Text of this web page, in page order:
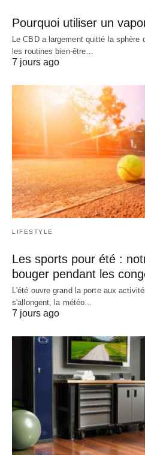
Pourquoi utiliser un
Le CBD a largement quitté la sphère
les routines bien-être…
7 jours ago
LIFESTYLE
Les sports pour été :
bouger pendant les
L'été ouvre grand la porte aux
s'allongent, la météo…
7 jours ago